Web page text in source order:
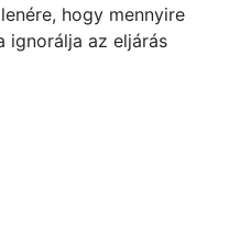
hogy mennyire
ignorálja az eljárás